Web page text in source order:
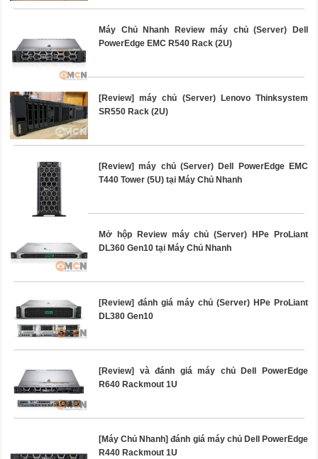
Máy Chủ Nhanh Review máy chủ (Server) Dell
PowerEdge EMC R540 Rack (2U)
[Review] máy chủ (Server) Lenovo Thinksystem
SR550 Rack (2U)
[Review] máy chủ (Server) Dell PowerEdge EMC
T440 Tower (5U) tại Máy Chủ Nhanh
Mở hộp Review máy chủ (Server) HPe ProLiant
DL360 Gen10 tại Máy Chủ Nhanh
[Review] đánh giá máy chủ (Server) HPe ProLiant
DL380 Gen10
[Review] và đánh giá máy chủ Dell PowerEdge
R640 Rackmout 1U
[Máy Chủ Nhanh] đánh giá máy chủ Dell PowerEdge
R440 Rackmout 1U